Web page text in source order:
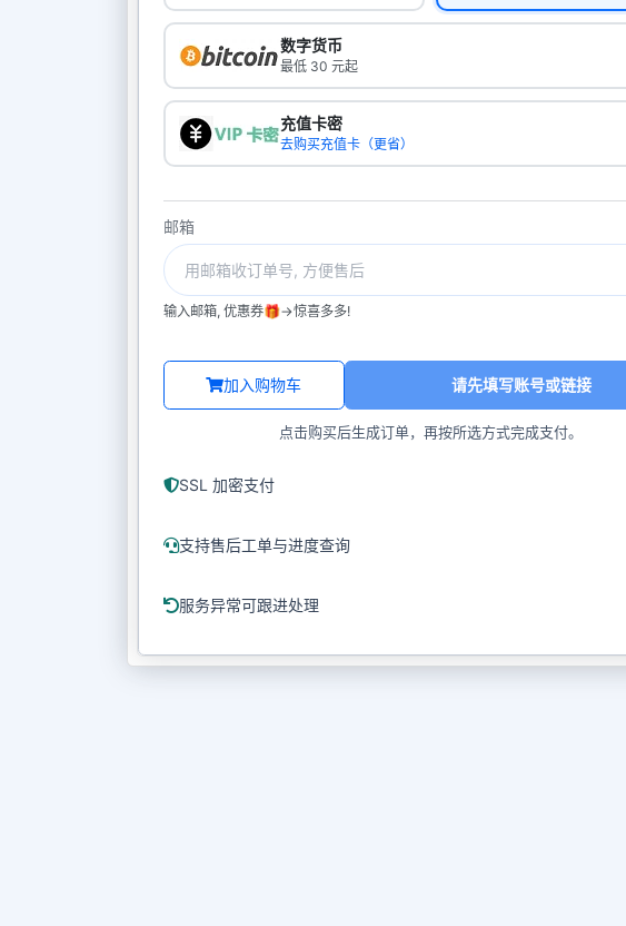
数字货币
最低 30 元起
充值卡密
去购买充值卡（更省）
邮箱
输入邮箱, 优惠券🎁->惊喜多多!
加入购物车 请先填写账号或链接
点击购买后生成订单，再按所选方式完成支付。
SSL 加密支付
支持售后工单与进度查询
服务异常可跟进处理